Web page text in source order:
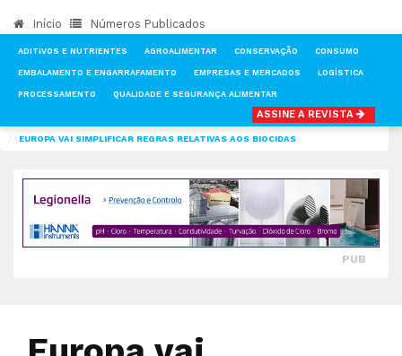
Início Números Publicados
ADITIVOS E NUTRIENTES AGROALIMENTAR CONSERVAÇÃO CONSUMO
EMBALAMENTO E ENGARRAFAMENTO EMPRESAS E MERCADOS LOGÍSTICA
PROCESSAMENTO QUALIDADE E SEGURANÇA ALIMENTAR
ASSINE A REVISTA
QUALIDADE E SEGURANÇA ALIMENTAR
EUROPA VAI SIMPLIFICAR REGRAS RELATIVAS AOS BIOCIDAS
PUB